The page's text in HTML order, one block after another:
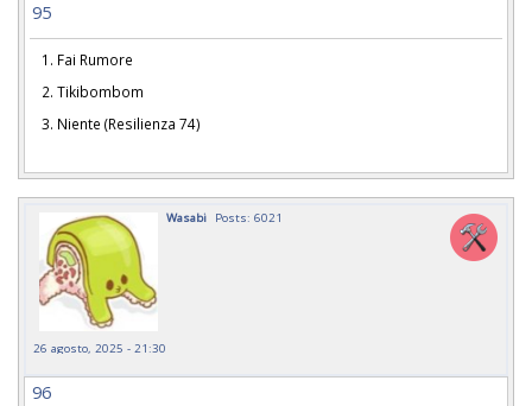
95
1. Fai Rumore
2. Tikibombom
3. Niente (Resilienza 74)
Wasabi Posts: 6021
26 agosto, 2025 - 21:30
96